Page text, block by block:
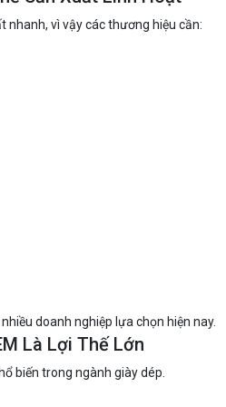
nhanh, vì vậy các thương hiệu cần:
doanh nghiệp lựa chọn hiện nay.
Là Lợi Thế Lớn
biến trong ngành giày dép.